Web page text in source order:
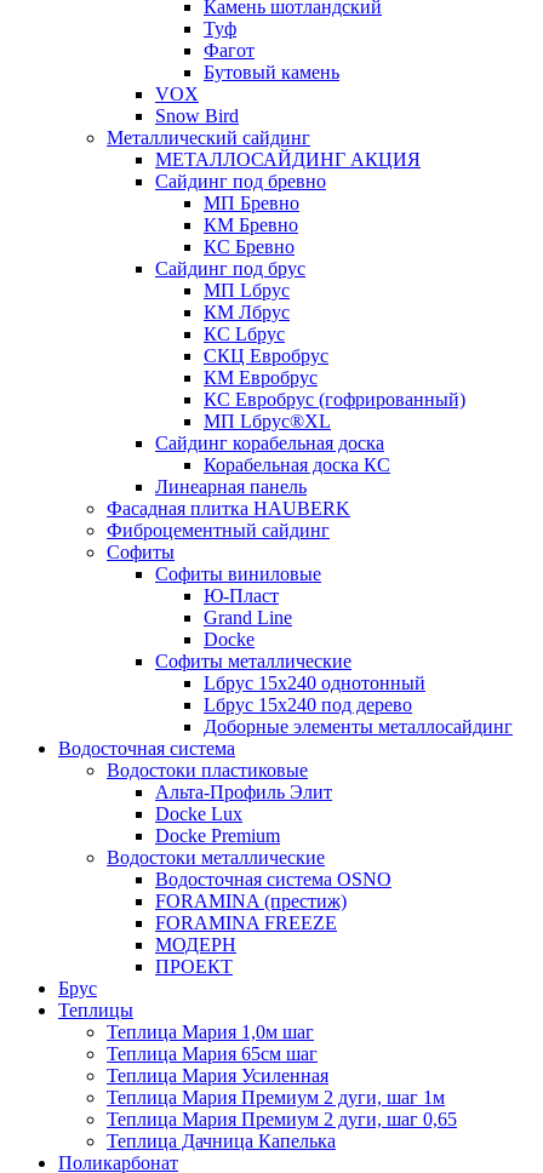
Камень шотландский
Туф
Фагот
Бутовый камень
VOX
Snow Bird
Металлический сайдинг
МЕТАЛЛОСАЙДИНГ АКЦИЯ
Сайдинг под бревно
МП Бревно
КМ Бревно
КС Бревно
Сайдинг под брус
МП Lбрус
КМ Лбрус
КС Lбрус
СКЦ Евробрус
КМ Евробрус
КС Евробрус (гофрированный)
МП Lбрус®XL
Сайдинг корабельная доска
Корабельная доска КС
Линеарная панель
Фасадная плитка HAUBERK
Фиброцементный сайдинг
Софиты
Софиты виниловые
Ю-Пласт
Grand Line
Docke
Софиты металлические
Lбрус 15x240 однотонный
Lбрус 15x240 под дерево
Доборные элементы металлосайдинг
Водосточная система
Водостоки пластиковые
Альта-Профиль Элит
Docke Lux
Docke Premium
Водостоки металлические
Водосточная система OSNO
FORAMINA (престиж)
FORAMINA FREEZE
МОДЕРН
ПРОЕКТ
Брус
Теплицы
Теплица Мария 1,0м шаг
Теплица Мария 65см шаг
Теплица Мария Усиленная
Теплица Мария Премиум 2 дуги, шаг 1м
Теплица Мария Премиум 2 дуги, шаг 0,65
Теплица Дачница Капелька
Поликарбонат